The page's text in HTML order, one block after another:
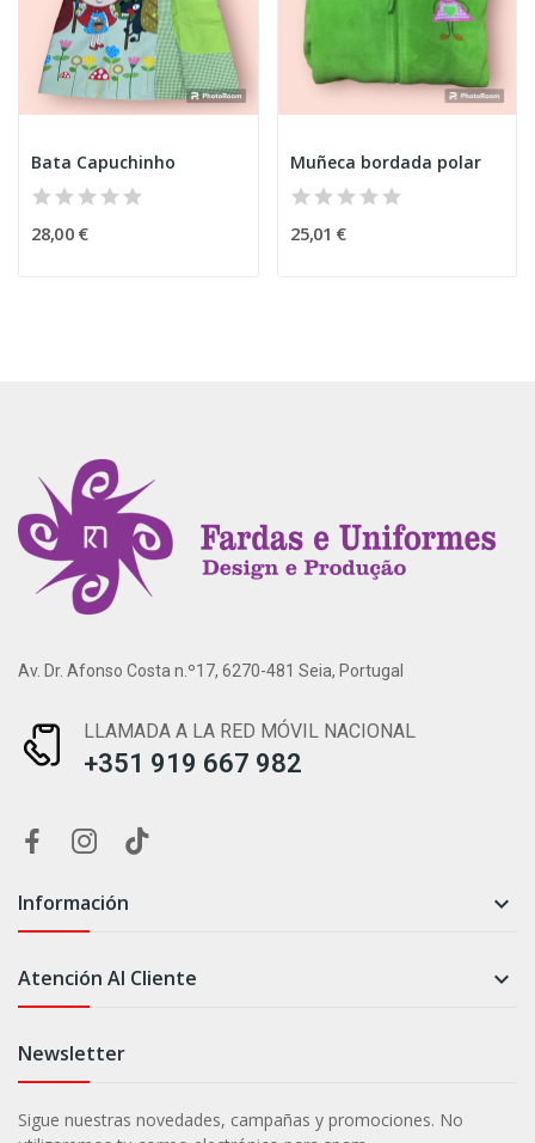
Bata Capuchinho
28,00 €
Muñeca bordada polar
25,01 €
Av. Dr. Afonso Costa n.º17, 6270-481 Seia, Portugal
LLAMADA A LA RED MÓVIL NACIONAL
+351 919 667 982
Información 
Atención Al Cliente 
Newsletter
Sigue nuestras novedades, campañas y promociones. No